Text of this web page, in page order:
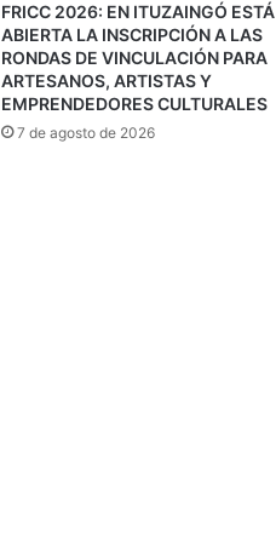
FRICC 2026: EN ITUZAINGÓ ESTÁ
ABIERTA LA INSCRIPCIÓN A LAS
RONDAS DE VINCULACIÓN PARA
ARTESANOS, ARTISTAS Y
EMPRENDEDORES CULTURALES
7 de agosto de 2026